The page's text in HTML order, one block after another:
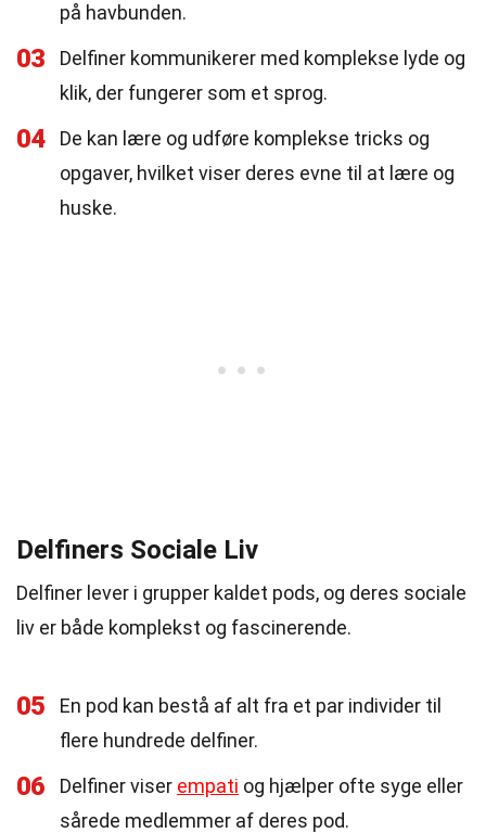
på havbunden.
03
Delfiner kommunikerer med komplekse lyde og
klik, der fungerer som et sprog.
04
De kan lære og udføre komplekse tricks og
opgaver, hvilket viser deres evne til at lære og
huske.
Delfiners Sociale Liv
Delfiner lever i grupper kaldet pods, og deres sociale
liv er både komplekst og fascinerende.
05
En pod kan bestå af alt fra et par individer til
flere hundrede delfiner.
06 Delfiner viser empati og hjælper ofte syge eller
sårede medlemmer af deres pod.